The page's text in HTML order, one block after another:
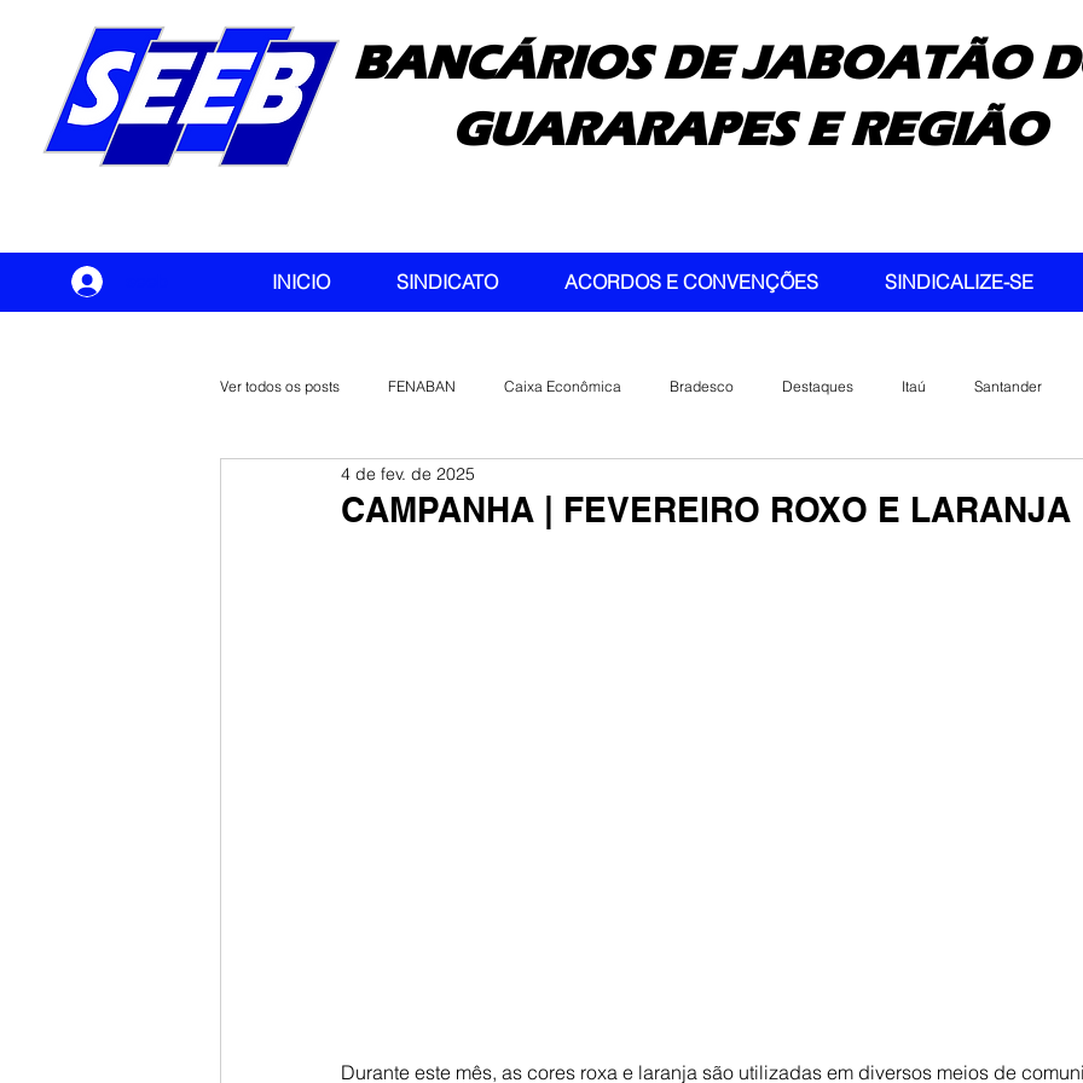
BANCÁRIOS DE JABOATÃO
GUARARAPES E REGIÃO
INICIO SINDICATO ACORDOS E CONVENÇÕES SINDICALIZE-SE
Ver todos os posts FENABAN Caixa Econômica Bradesco Destaques Itaú Santander
Banco do Brasil CONTEC
CAMPANHA | FEVEREIRO ROXO E LARANJA
4 de fev. de 2025
Durante este mês, as cores roxa e laranja são utilizadas em diversos meios de